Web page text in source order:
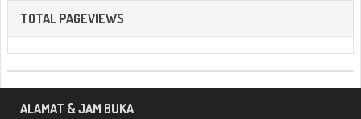
TOTAL PAGEVIEWS
ALAMAT & JAM BUKA